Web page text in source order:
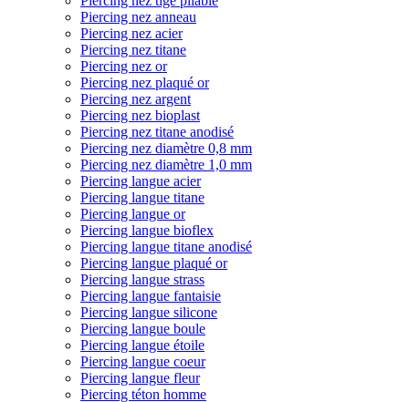
Piercing nez anneau
Piercing nez acier
Piercing nez titane
Piercing nez or
Piercing nez plaqué or
Piercing nez argent
Piercing nez bioplast
Piercing nez titane anodisé
Piercing nez diamètre 0,8 mm
Piercing nez diamètre 1,0 mm
Piercing langue acier
Piercing langue titane
Piercing langue or
Piercing langue bioflex
Piercing langue titane anodisé
Piercing langue plaqué or
Piercing langue strass
Piercing langue fantaisie
Piercing langue silicone
Piercing langue boule
Piercing langue étoile
Piercing langue coeur
Piercing langue fleur
Piercing téton homme